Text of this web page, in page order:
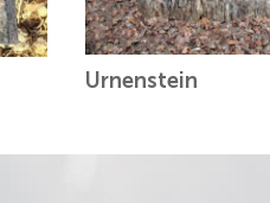
Urnenstein